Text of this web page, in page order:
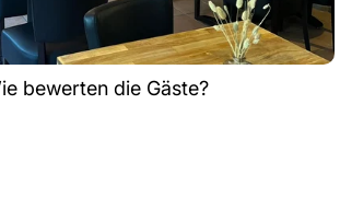
bewerten die Gäste?